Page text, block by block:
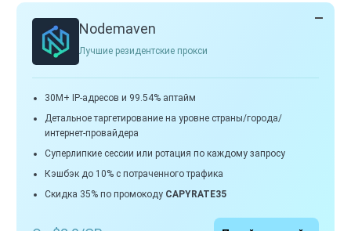
Nodemaven
Лучшие резидентские прокси
30M+ IP-адресов и 99.54% аптайм
Детальное таргетирование на уровне страны/города/
интернет-провайдера
Суперлипкие сессии или ротация по каждому запросу
Кэшбэк до 10% с потраченного трафика
Скидка 35% по промокоду CAPYRATE35